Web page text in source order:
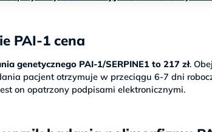
PAI-1 cena
genetycznego PAI-1/SERPINE1 to 217 zł.
pacjent otrzymuje w przeciągu 6-7 dni
on opatrzony podpisami elektronicznymi.